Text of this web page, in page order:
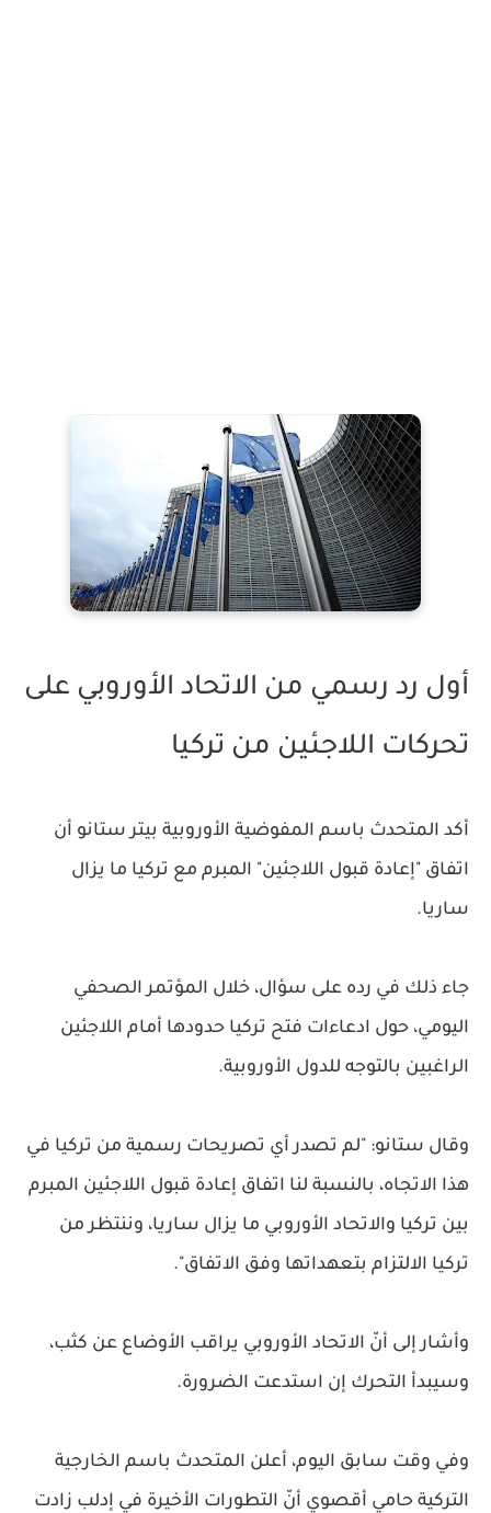
أول رد رسمي من الاتحاد الأوروبي على
تحركات اللاجئين من تركيا
أكد المتحدث باسم المفوضية الأوروبية بيتر ستانو أن
اتفاق "إعادة قبول اللاجئين" المبرم مع تركيا ما يزال
ساريا.
جاء ذلك في رده على سؤال، خلال المؤتمر الصحفي
اليومي، حول ادعاءات فتح تركيا حدودها أمام اللاجئين
الراغبين بالتوجه للدول الأوروبية.
وقال ستانو: "لم تصدر أي تصريحات رسمية من تركيا في
هذا الاتجاه، بالنسبة لنا اتفاق إعادة قبول اللاجئين المبرم
بين تركيا والاتحاد الأوروبي ما يزال ساريا، وننتظر من
تركيا الالتزام بتعهداتها وفق الاتفاق".
وأشار إلى أنّ الاتحاد الأوروبي يراقب الأوضاع عن كثب،
وسيبدأ التحرك إن استدعت الضرورة.
وفي وقت سابق اليوم، أعلن المتحدث باسم الخارجية
التركية حامي أقصوي أنّ التطورات الأخيرة في إدلب زادت